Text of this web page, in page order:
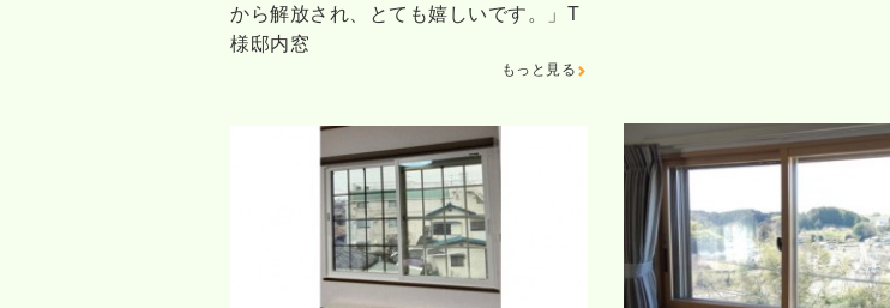
から解放され、とても嬉しいです。」T
様邸内窓
もっと見る